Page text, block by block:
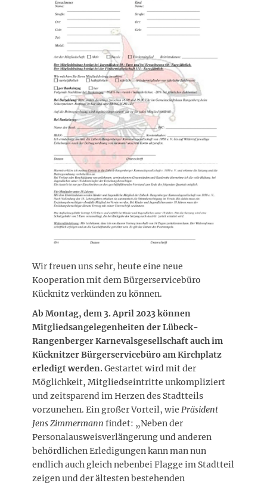
Wir freuen uns sehr, heute eine neue
Kooperation mit dem Bürgerservicebüro
Kücknitz verkünden zu können.
Ab Montag, dem 3. April 2023 können
Mitgliedsangelegenheiten der Lübeck-
Rangenberger Karnevalsgesellschaft auch im
Kücknitzer Bürgerservicebüro am Kirchplatz
erledigt werden. Gestartet wird mit der
Möglichkeit, Mitgliedseintritte unkompliziert
und zeitsparend im Herzen des Stadtteils
vorzunehen. Ein großer Vorteil, wie Präsident
Jens Zimmermann findet: „Neben der
Personalausweisverlängerung und anderen
behördlichen Erledigungen kann man nun
endlich auch gleich nebenbei Flagge im Stadtteil
zeigen und der ältesten bestehenden